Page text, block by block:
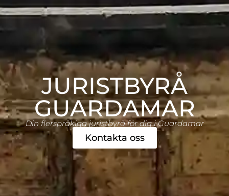
JURISTBYRÅ
GUARDAMAR
Din flerspråkiga juristbyrå för dig i Guardamar
Kontakta oss